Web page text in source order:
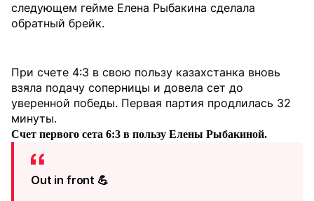
следующем гейме Елена Рыбакина сделала
обратный брейк.
При счете 4:3 в свою пользу казахстанка вновь
взяла подачу соперницы и довела сет до
уверенной победы. Первая партия продлилась 32
минуты.
Счет первого сета 6:3 в пользу Елены Рыбакиной.
Out in front 💪